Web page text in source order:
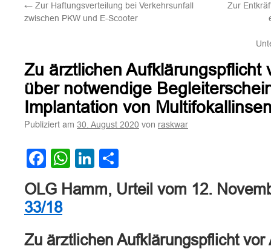
springen
← Zur Haftungsverteilung bei Verkehrsunfall
zwischen PKW und E-Scooter
Zur
Zu ärztlichen Aufklärungspflicht
über notwendige
Implantation von
Publiziert am 30. August 2020 von raskwar
Facebook
WhatsApp
LinkedIn
OLG Hamm, Urteil vom 12.
33/18
Zu ärztlichen Aufklärungspflicht vor